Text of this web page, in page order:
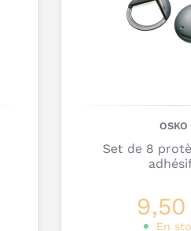
OSKO
Set de 8
En